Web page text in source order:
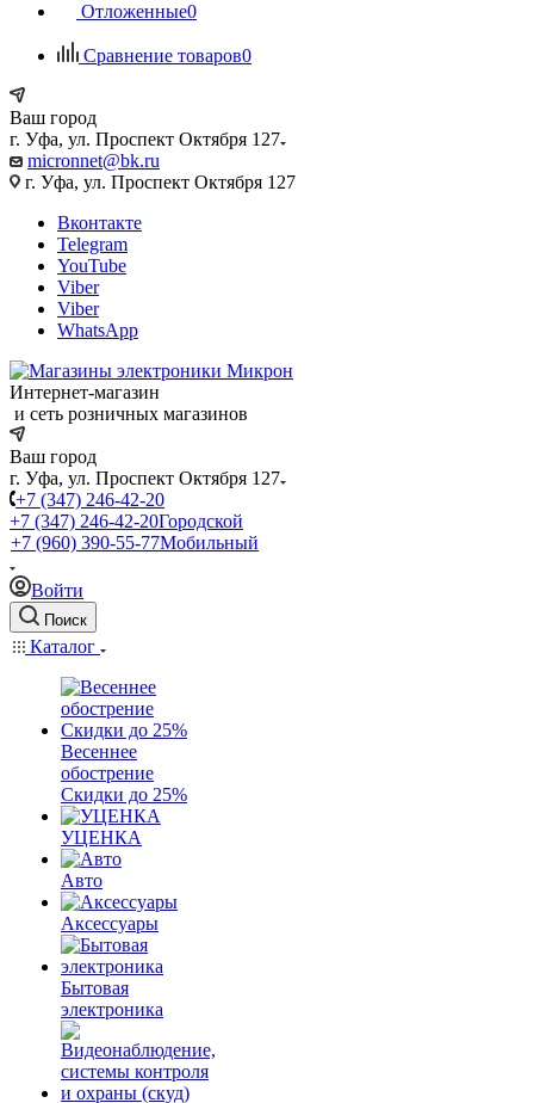
Отложенные0
Сравнение товаров0
Ваш город
г. Уфа, ул. Проспект Октября 127
micronnet@bk.ru
г. Уфа, ул. Проспект Октября 127
Вконтакте
Telegram
YouTube
Viber
Viber
WhatsApp
Интернет-магазин
и сеть розничных магазинов
Ваш город
г. Уфа, ул. Проспект Октября 127
+7 (347) 246-42-20
+7 (347) 246-42-20Городской
+7 (960) 390-55-77Мобильный
Войти
Поиск
Каталог
Весеннее
обострение
Скидки до 25%
УЦЕНКА
Авто
Аксессуары
Бытовая
электроника